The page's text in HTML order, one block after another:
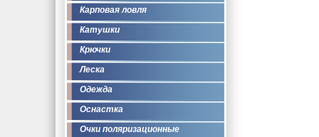
Карповая ловля
Катушки
Крючки
Леска
Одежда
Оснастка
Очки поляризационные